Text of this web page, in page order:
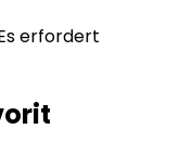
erfordert